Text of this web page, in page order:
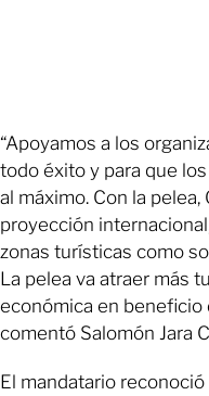
“Apoyamos a los
todo éxito y para que
al máximo. Con la
proyección
zonas turísticas como
La pelea va atraer más
económica en beneficio
comentó Salomón Jara
El mandatario